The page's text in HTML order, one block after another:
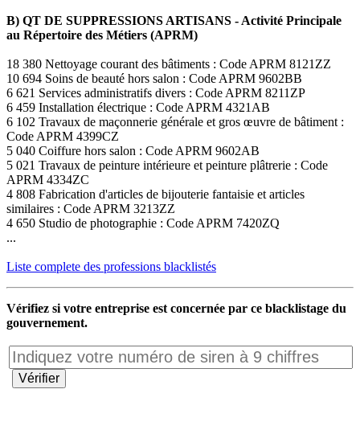
B) QT DE SUPPRESSIONS ARTISANS - Activité Principale
au Répertoire des Métiers (APRM)
18 380 Nettoyage courant des bâtiments : Code APRM 8121ZZ
10 694 Soins de beauté hors salon : Code APRM 9602BB
6 621 Services administratifs divers : Code APRM 8211ZP
6 459 Installation électrique : Code APRM 4321AB
6 102 Travaux de maçonnerie générale et gros œuvre de bâtiment :
Code APRM 4399CZ
5 040 Coiffure hors salon : Code APRM 9602AB
5 021 Travaux de peinture intérieure et peinture plâtrerie : Code
APRM 4334ZC
4 808 Fabrication d'articles de bijouterie fantaisie et articles
similaires : Code APRM 3213ZZ
4 650 Studio de photographie : Code APRM 7420ZQ
...
Liste complete des professions blacklistés
Vérifiez si votre entreprise est concernée par ce blacklistage du
gouvernement.